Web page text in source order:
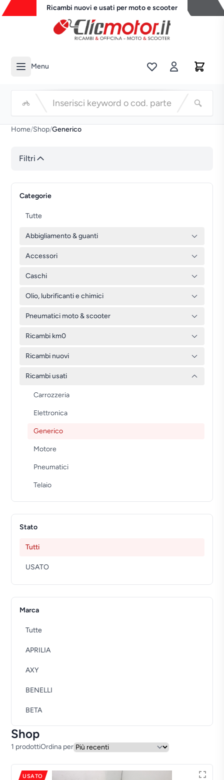
Ricambi nuovi e usati per moto e scooter
Menu
Home/Shop/Generico
Filtri
Categorie
Tutte
Abbigliamento & guanti
Accessori
Caschi
Olio, lubrificanti e chimici
Pneumatici moto & scooter
Ricambi km0
Ricambi nuovi
Ricambi usati
Carrozzeria
Elettronica
Generico
Motore
Pneumatici
Telaio
Stato
Tutti
USATO
Marca
Tutte
APRILIA
AXY
BENELLI
BETA
BMW
CAGIVA
DAELIM
Shop
1 prodottiOrdina per
USATO